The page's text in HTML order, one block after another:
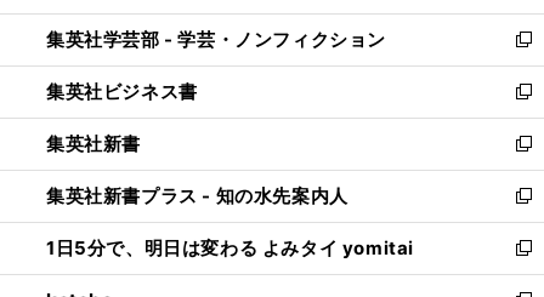
開
く
ウ
で
開
く
ン
ド
ウ
で
開
く
ウ
ィ
ン
ド
ウ
で
開
く
集英社学芸部 - 学芸・ノンフィクション
新
し
い
ウ
ィ
ン
ド
ウ
で
開
集英社ビジネス書
新
し
い
ウ
ィ
ン
ド
ウ
集英社新書
新
し
い
ウ
ィ
ン
集英社新書プラス - 知の水先案内人
新
し
い
ウ
1日5分で、明日は変わる よみタイ yomitai
新
し